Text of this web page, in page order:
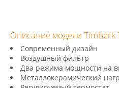
Описание модели Timberk
Современный дизайн
Воздушный фильтр
Два режима мощности на
Металлокерамический